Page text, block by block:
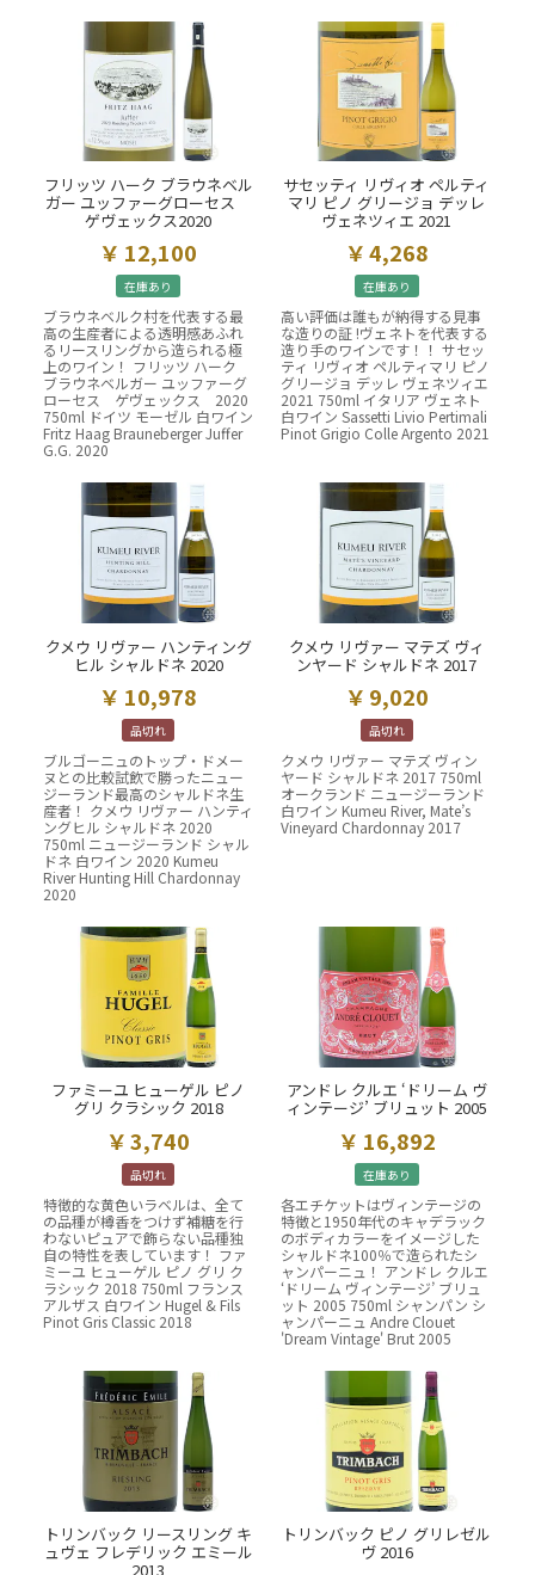
フリッツ ハーク ブラウネベル
ガー ユッファーグローセス
ゲヴェックス2020
12,100
在庫あり
ブラウネベルク村を代表する最
高の生産者による透明感あふれ
るリースリングから造られる極
上のワイン！ フリッツ ハーク
ブラウネベルガー ユッファーグ
ローセス ゲヴェックス 2020
750ml ドイツ モーゼル 白ワイン
Fritz Haag Brauneberger Juffer
G.G. 2020
サセッティ リヴィオ ペルティ
マリ ピノ グリージョ デッレ
ヴェネツィエ 2021
4,268
在庫あり
高い評価は誰もが納得する見事
な造りの証 !ヴェネトを代表する
造り手のワインです！！ サセッ
ティ リヴィオ ペルティマリ ピノ
グリージョ デッレ ヴェネツィエ
2021 750ml イタリア ヴェネト
白ワイン Sassetti Livio Pertimali
Pinot Grigio Colle Argento 2021
クメウ リヴァー ハンティング
ヒル シャルドネ 2020
10,978
品切れ
ブルゴーニュのトップ・ドメー
ヌとの比較試飲で勝ったニュー
ジーランド最高のシャルドネ生
産者！ クメウ リヴァー ハンティ
ングヒル シャルドネ 2020
750ml ニュージーランド シャル
ドネ 白ワイン 2020 Kumeu
River Hunting Hill Chardonnay
2020
クメウ リヴァー マテズ ヴィ
ンヤード シャルドネ 2017
9,020
品切れ
クメウ リヴァー マテズ ヴィン
ヤード シャルドネ 2017 750ml
オークランド ニュージーランド
白ワイン Kumeu River, Mate’s
Vineyard Chardonnay 2017
ファミーユ ヒューゲル ピノ
グリ クラシック 2018
3,740
品切れ
特徴的な黄色いラベルは、全て
の品種が樽香をつけず補糖を行
わないピュアで飾らない品種独
自の特性を表しています！ ファ
ミーユ ヒューゲル ピノ グリ ク
ラシック 2018 750ml フランス
アルザス 白ワイン Hugel & Fils
Pinot Gris Classic 2018
アンドレ クルエ ‘ドリーム ヴ
ィンテージ’ ブリュット 2005
16,892
在庫あり
各エチケットはヴィンテージの
特徴と1950年代のキャデラック
のボディカラーをイメージした
シャルドネ100％で造られたシ
ャンパーニュ！ アンドレ クルエ
‘ドリーム ヴィンテージ’ ブリュ
ット 2005 750ml シャンパン シ
ャンパーニュ Andre Clouet
'Dream Vintage' Brut 2005
トリンバック リースリング キ
ュヴェ フレデリック エミール
2013
トリンバック ピノ グリレゼル
ヴ 2016